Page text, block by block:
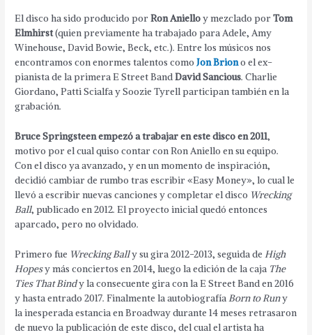
El disco ha sido producido porRon Anielloy mezclado porTom
Elmhirst(quien previamente ha trabajado para Adele, Amy
Winehouse, David Bowie, Beck, etc.). Entre los músicos nos
encontramos con enormes talentos comoJon Briono el ex-
pianista de la primera E Street BandDavid Sancious. Charlie
Giordano, Patti Scialfa y Soozie Tyrell participan también en la
grabación.
Bruce Springsteen empezó a trabajar en este disco en 2011,
motivo por el cual quiso contar con Ron Aniello en su equipo.
Con el disco ya avanzado, y en un momento de inspiración,
decidió cambiar de rumbo tras escribir «Easy Money», lo cual le
llevó a escribir nuevas canciones y completar el disco Wrecking
Ball, publicado en 2012. El proyecto inicial quedó entonces
aparcado, pero no olvidado.
Primero fue Wrecking Bally su gira 2012-2013, seguida deHigh
Hopesy más conciertos en 2014, luego la edición de la caja The
Ties That Bindy la consecuente gira con la E Street Band en 2016
y hasta entrado 2017. Finalmente la autobiografíaBorn to Runy
la inesperada estancia en Broadway durante 14 meses retrasaron
de nuevo la publicación de este disco, del cual el artista ha